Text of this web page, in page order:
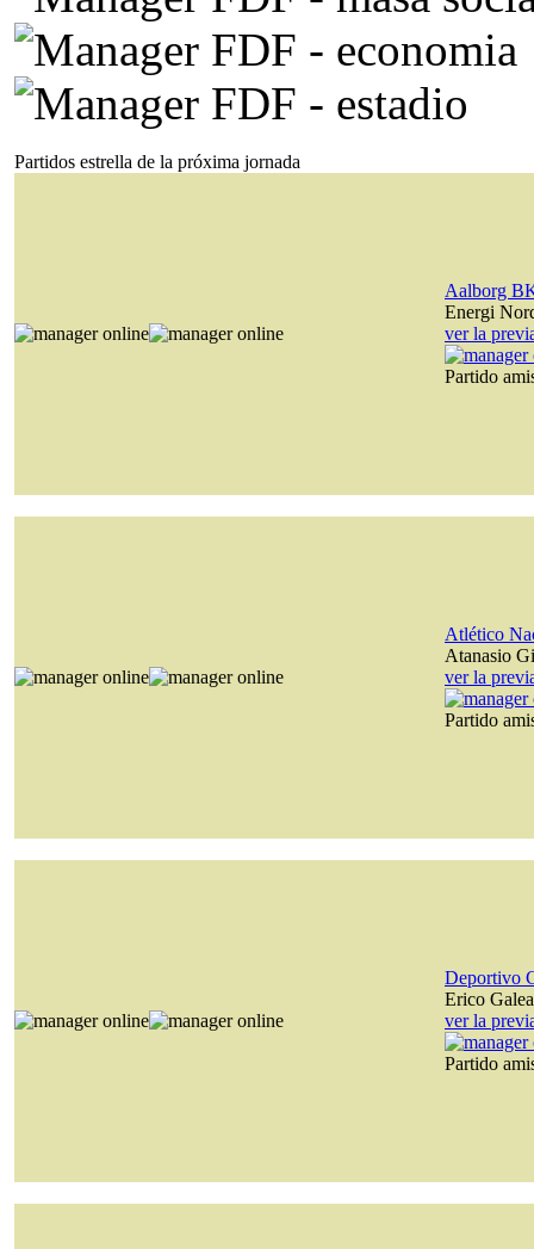
Partidos estrella de la próxima jornada
Aalborg
Energi
ver la
Partido
Atlético
Atanasio
ver la
Partido
Deportivo
Erico
ver la
Partido